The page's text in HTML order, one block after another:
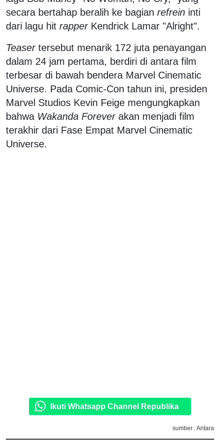
secara bertahap beralih ke bagian refrein inti
dari lagu hit rapperKendrick Lamar "Alright".
Teasertersebut menarik 172 juta penayangan
dalam 24 jam pertama, berdiri di antara film
terbesar di bawah bendera Marvel Cinematic
Universe. Pada Comic-Con tahun ini, presiden
Marvel Studios Kevin Feige mengungkapkan
bahwa Wakanda Foreverakan menjadi film
terakhir dari Fase Empat Marvel Cinematic
Universe.
Ikuti Whatsapp Channel Republika
sumber : Antara